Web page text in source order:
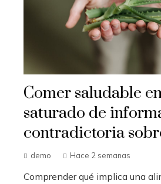
Comer saludable
saturado de
contradictoria
demo Hace 2 semanas
Comprender qué implica una